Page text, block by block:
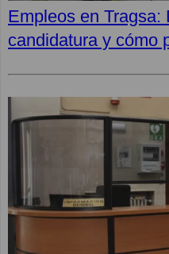
Empleos en Tragsa:
candidatura y cómo